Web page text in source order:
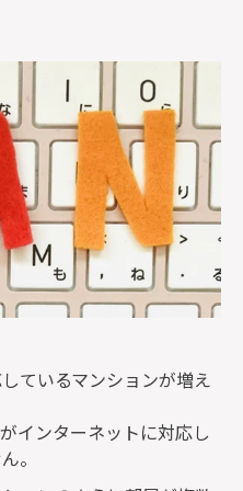
ているマンションが増え
インターネットに対応し
。